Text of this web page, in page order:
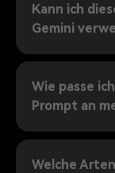
Kann ich
Gemini
Wie passe
Prompt an
Welche